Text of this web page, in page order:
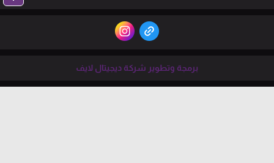
برمجة وتطوير شركة ديجيتال لايف